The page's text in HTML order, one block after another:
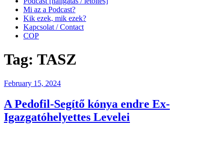
Mi az a Podcast?
Kik ezek, mik ezek?
Kapcsolat / Contact
COP
Tag: TASZ
Posted
February 15, 2024
A Pedofil-Segítő kónya endre Ex-
Igazgatóhelyettes Levelei